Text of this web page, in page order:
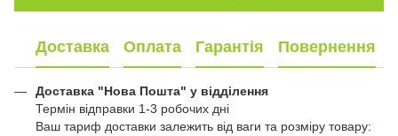
Доставка Оплата Гарантія Повернення
Доставка "Нова Пошта" у відділення
Термін відправки 1-3 робочих дні
Ваш тариф доставки залежить від ваги та розміру товару: